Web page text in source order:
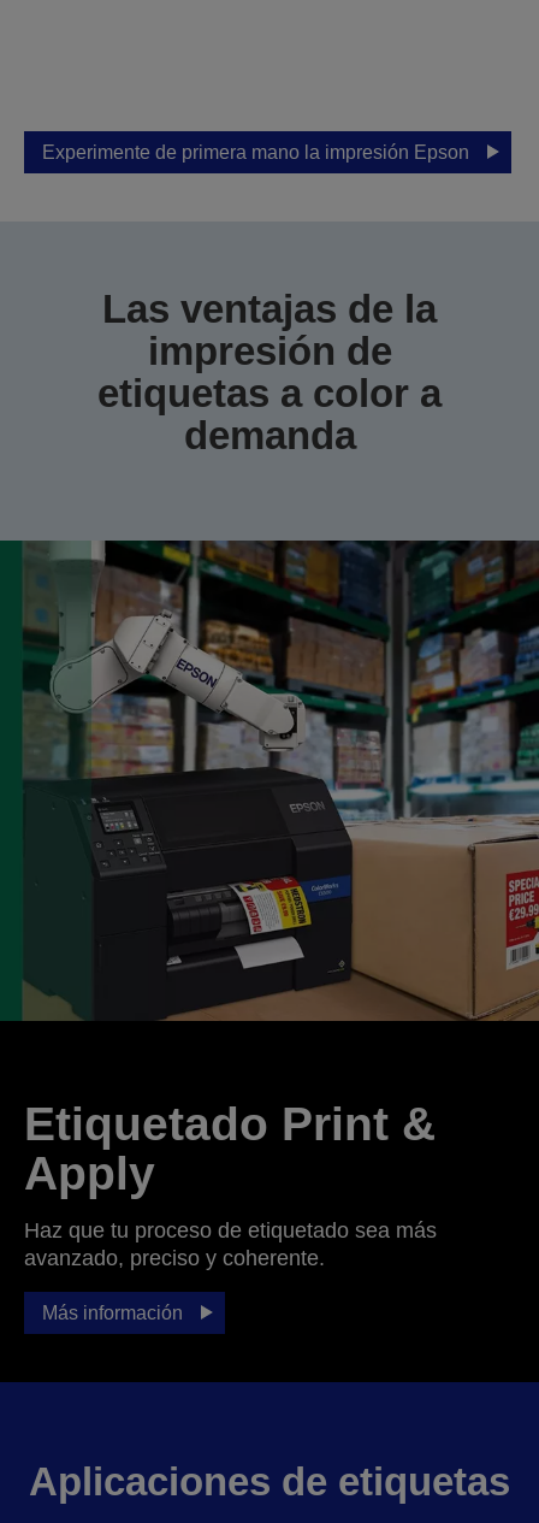
Experimente de primera mano la impresión Epson
Las ventajas de la
impresión de
etiquetas a color a
demanda
Etiquetado Print &
Apply
Haz que tu proceso de etiquetado sea más
avanzado, preciso y coherente.
Más información
Aplicaciones de etiquetas